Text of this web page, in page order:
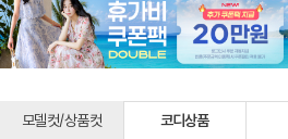
모델컷/상품컷 코디상품